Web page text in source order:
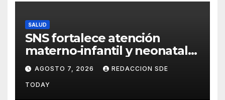
SALUD
SNS fortalece atención
materno-infantil y neonatal
con nuevas estrategias y
avances en la Red Pública de
Salud
AGOSTO 7, 2026 REDACCION SDE
TODAY